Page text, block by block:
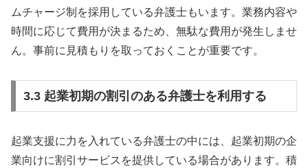
ムチャージ制を採用している弁護士もいます。業務内容や
時間に応じて費用が決まるため、無駄な費用が発生しませ
ん。事前に見積もりを取っておくことが重要です。
3.3 起業初期の割引のある弁護士を利用する
起業支援に力を入れている弁護士の中には、起業初期の企
業向けに割引サービスを提供している場合があります。積